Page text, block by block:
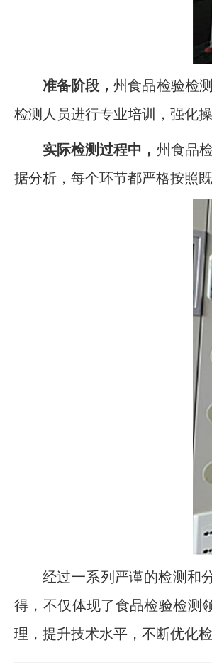
准备阶段，州食品检验检
检测人员进行专业培训，强化
实际检测过程中， 州食品
据分析，每个环节都严格按照
经过一系列严谨的检测和
得，不仅体现了食品检验检测
理，提升技术水平，不断优化